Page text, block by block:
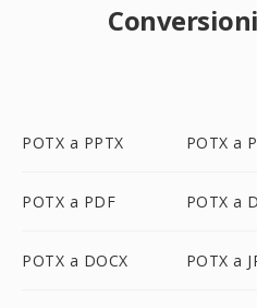
POTX a PPTX POTX a
POTX a PDF POTX a
POTX a DOCX POTX a